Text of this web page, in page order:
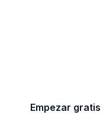
Empezar gratis